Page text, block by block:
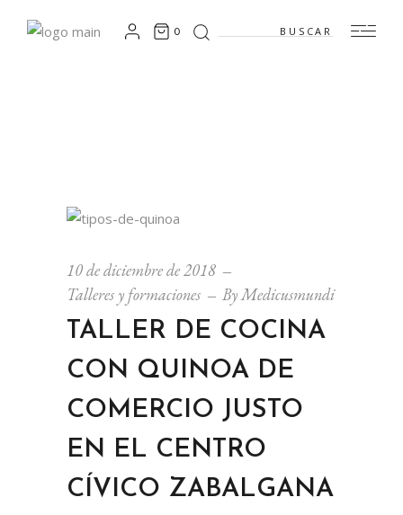
0 Search
for:
10 de diciembre de 2018
Talleres y formaciones
ByMedicusmundi
TALLER DE COCINA
CON QUINOA DE
COMERCIO JUSTO
EN EL CENTRO
CÍVICO ZABALGANA